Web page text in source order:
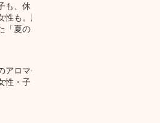
、休日
も。肌
夏の全
ロマセ
・子ど